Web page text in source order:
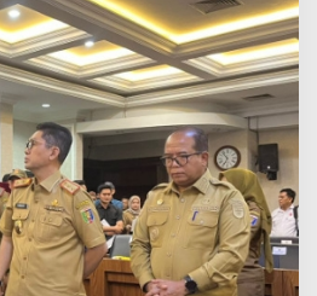
m
p
u
n
g
T
e
t
a
p
k
a
n